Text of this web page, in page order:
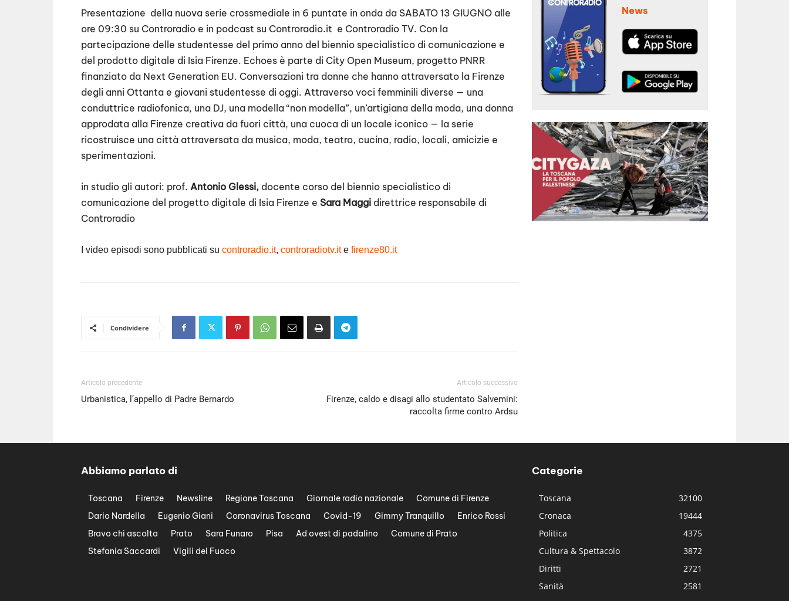
RSS FEED
LINK
EMBED
Presentazione della nuova serie crossmediale in 6 puntate in onda da SABATO 13 GIUGNO alle
ore 09:30 su Controradio e in podcast su Controradio.it e Controradio TV. Con la
partecipazione delle studentesse del primo anno del biennio specialistico di comunicazione e
del prodotto digitale di Isia Firenze. Echoes è parte di City Open Museum, progetto PNRR
finanziato da Next Generation EU. Conversazioni tra donne che hanno attraversato la Firenze
degli anni Ottanta e giovani studentesse di oggi. Attraverso voci femminili diverse — una
conduttrice radiofonica, una DJ, una modella “non modella”, un’artigiana della moda, una donna
approdata alla Firenze creativa da fuori città, una cuoca di un locale iconico — la serie
ricostruisce una città attraversata da musica, moda, teatro, cucina, radio, locali, amicizie e
sperimentazioni.
in studio gli autori: prof. Antonio Glessi, docente corso del biennio specialistico di
comunicazione del progetto digitale di Isia Firenze e Sara Maggi direttrice responsabile di
Controradio
I video episodi sono pubblicati su controradio.it, controradiotv.ite firenze80.it
Condividere
Articolo precedente
Urbanistica, l’appello di Padre Bernardo
Articolo successivo
Firenze, caldo e disagi allo studentato Salvemini:
raccolta firme contro Ardsu
News
Abbiamo parlato di
Toscana Firenze Newsline Regione Toscana Giornale radio nazionale
Comune di Firenze
Dario Nardella
Eugenio Giani Coronavirus Toscana Covid-19 Gimmy Tranquillo
Enrico Rossi
Bravo chi ascolta
Prato Sara Funaro Pisa Ad ovest di padalino
Comune di Prato
Stefania Saccardi
Vigili del Fuoco
Categorie
Toscana
32100
Cronaca
19444
Politica
4375
Cultura & Spettacolo
3872
Diritti
2721
Sanità
2581